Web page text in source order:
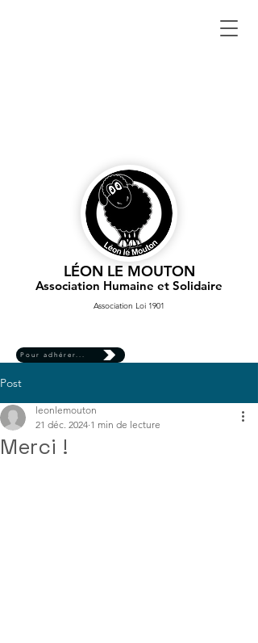
Pour adhérer...
Association Humaine et Solidaire
Association Loi 1901
LÉON LE MOUTON
Post
Merci !
leonlemouton
21 déc. 2024 1 min de lecture